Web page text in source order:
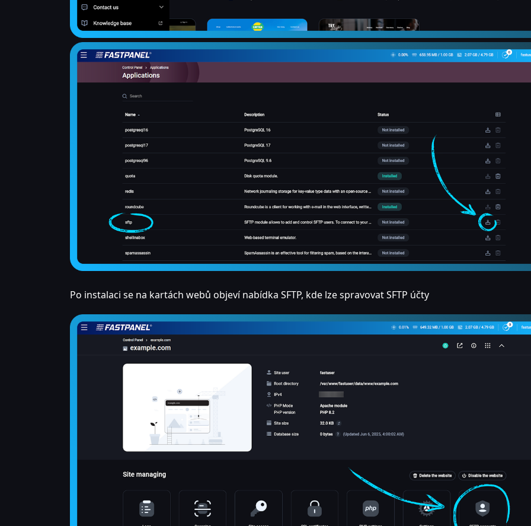
Po instalaci se na kartách webů objeví nabídka SFTP, kde lze spravovat SFTP účty